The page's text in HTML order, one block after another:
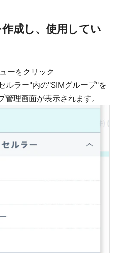
成し、使用してい
ーをクリック
ルラー"内の"SIMグループ"を
理画面が表示されます。